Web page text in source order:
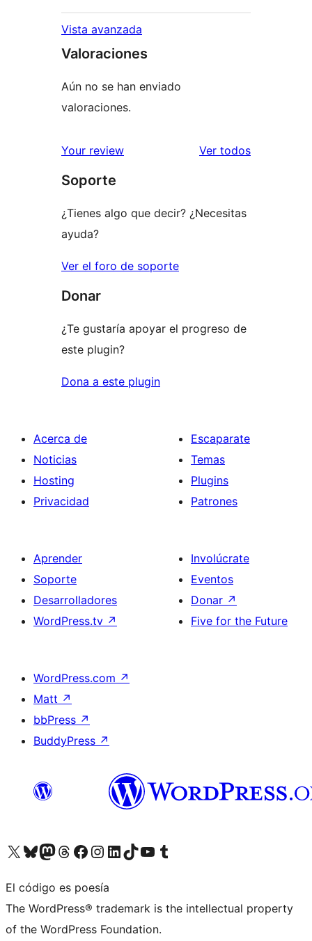
Vista avanzada
Valoraciones
Aún no se han enviado
valoraciones.
Your review Ver todoslos
Soporte
¿Tienes algo que decir? ¿Necesitas
ayuda?
Ver el foro de soporte
Donar
¿Te gustaría apoyar el progreso de
este plugin?
Dona a este plugin
Acerca de
Noticias
Hosting
Privacidad
Escaparate
Temas
Plugins
Patrones
Aprender
Soporte
Desarrolladores
WordPress.tv ↗
Involúcrate
Eventos
Donar ↗
Five for the Future
WordPress.com ↗
Matt ↗
bbPress ↗
BuddyPress ↗
Visita nuestra cuenta de X (anteriormente Twitter)
Visita nuestra cuenta de Bluesky
Visita nuestra cuenta de Mastodon
Visita nuestra cuenta de Threads
Visita nuestra página de Facebook
Visita nuestra cuenta de Instagram
Visita nuestra cuenta de LinkedIn
Visita nuestra cuenta de TikTok
Visita nuestro canal de YouTube
Visita nuestra cuenta de Tumblr
El código es poesía
The WordPress® trademark is the intellectual property
of the WordPress Foundation.